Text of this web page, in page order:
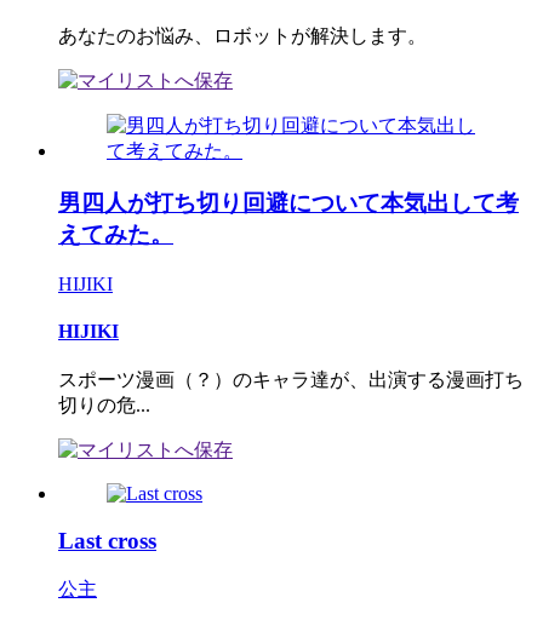
あなたのお悩み、ロボットが解決します。
男四人が打ち切り回避について本気出して考
えてみた。
HIJIKI
HIJIKI
スポーツ漫画（？）のキャラ達が、出演する漫画打ち
切りの危...
Last cross
公主